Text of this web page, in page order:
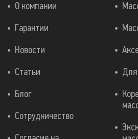
О компании
Гарантии
Новости
Статьи
Блог
Сотрудничество